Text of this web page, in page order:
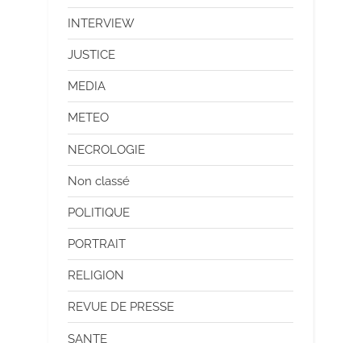
INTERVIEW
JUSTICE
MEDIA
METEO
NECROLOGIE
Non classé
POLITIQUE
PORTRAIT
RELIGION
REVUE DE PRESSE
SANTE